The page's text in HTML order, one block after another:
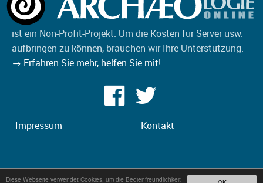
Diese Webseite verwendet Cookies, um die Bedienfreundlichkeit
ist ein Non-Profit-Projekt. Um die Kosten für Server usw.
aufbringen zu können, brauchen wir Ihre Unterstützung.
→ Erfahren Sie mehr, helfen Sie mit!
Impressum Kontakt